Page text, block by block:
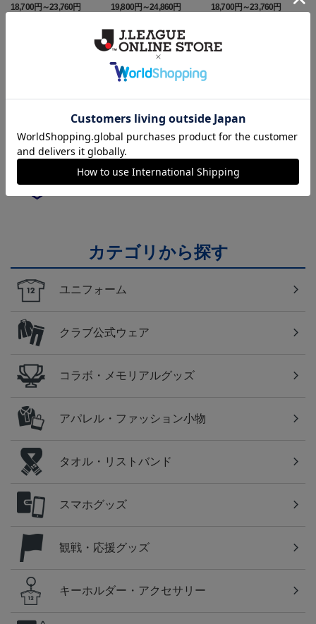
ニフォーム半袖（FP1st）
18,700円～23,760円
ニフォーム長袖（FP2n
d）
19,800円～24,860円
ニフォーム半袖（FP2n
d）
18,700円～23,760円
山形
モンテディオ山形のすべてのグッズをチェックした
い方に！全グッズ一覧はこちら！
カテゴリから探す
ユニフォーム
クラブ公式ウェア
コラボ・メモリアルグッズ
アパレル・ファッション小物
タオル・リストバンド
スマホグッズ
観戦・応援グッズ
キーホルダー・アクセサリー